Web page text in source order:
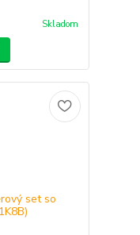
Skladom